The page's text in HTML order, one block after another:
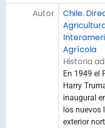
Autor
Chile.
Agrícola
Historia
En 1949 el
Harry
inaugural
los nuevos
exterior